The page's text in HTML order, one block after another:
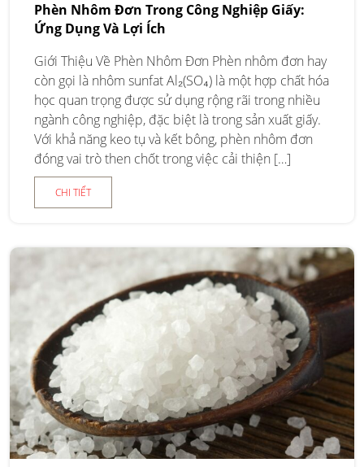
Phèn Nhôm Đơn Trong Công Nghiệp Giấy:
Ứng Dụng Và Lợi Ích
Giới Thiệu Về Phèn Nhôm Đơn Phèn nhôm đơn hay
còn gọi là nhôm sunfat Al₂(SO₄) là một hợp chất hóa
học quan trọng được sử dụng rộng rãi trong nhiều
ngành công nghiệp, đặc biệt là trong sản xuất giấy.
Với khả năng keo tụ và kết bông, phèn nhôm đơn
đóng vai trò then chốt trong việc cải thiện […]
CHI TIẾT